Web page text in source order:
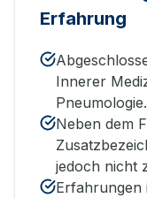
Erfahrung
Innerer
Pneumologie.
Neben dem
jedoch nicht
Erfahrungen